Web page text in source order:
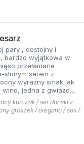
i
przełamane
serem z
wyraźny smak jak
jedna z gwiazd
kurczak / ser duński z
groszek / oregano / sos /